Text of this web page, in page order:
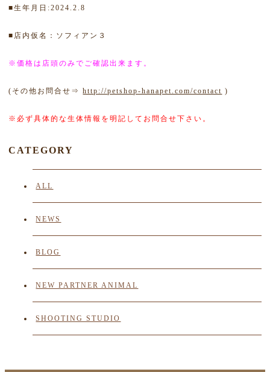
■生年月日:2024.2.8
■店内仮名：ソフィアン３
※価格は店頭のみでご確認出来ます。
(その他お問合せ⇒http://petshop-hanapet.com/contact )
※必ず具体的な生体情報を明記してお問合せ下さい。
CATEGORY
ALL
NEWS
BLOG
NEW PARTNER ANIMAL
SHOOTING STUDIO